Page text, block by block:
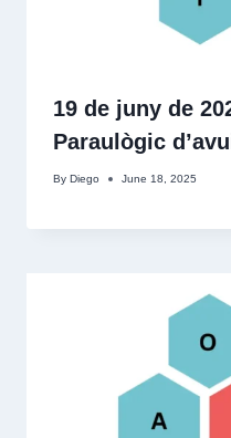
19 de juny de
Paraulògic
By Diego June 18, 2025